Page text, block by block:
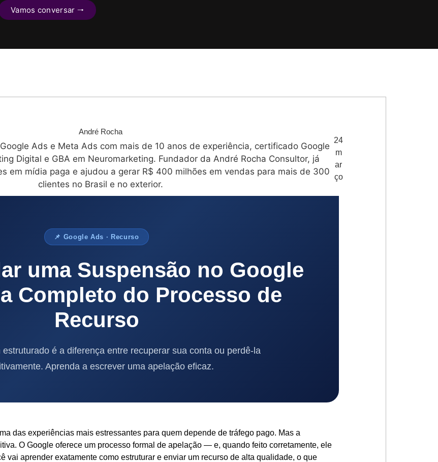
Vamos conversar 🠒
André Rocha
Ads e Meta Ads com mais de 10 anos de experiência, certificado Google
Digital e GBA em Neuromarketing. Fundador da André Rocha Consultor, já
em mídia paga e ajudou a gerar R$ 400 milhões em vendas para mais de 300
clientes no Brasil e no exterior.
24
m
ar
ço
📌 Google Ads · Recurso
uma Suspensão no Google
Completo do Processo de
Recurso
é a diferença entre recuperar sua conta ou perdê-la
Aprenda a escrever uma apelação eficaz.
das experiências mais estressantes para quem depende de tráfego pago. Mas a
O Google oferece um processo formal de apelação — e, quando feito corretamente, ele
vai aprender exatamente como estruturar e enviar um recurso de alta qualidade, o que